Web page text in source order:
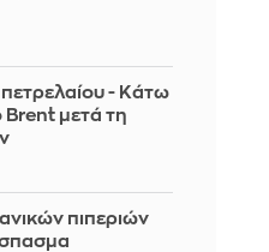
πετρελαίου - Κάτω
Brent μετά τη
πιπεριών